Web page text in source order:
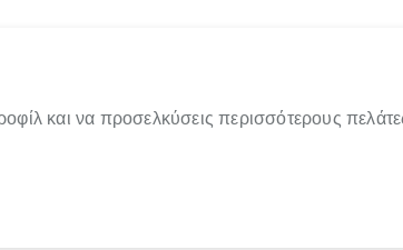
και να προσελκύσεις περισσότερους